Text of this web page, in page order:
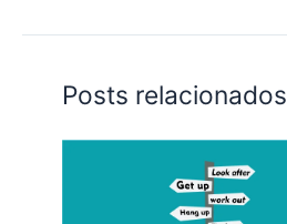
Posts relacionados